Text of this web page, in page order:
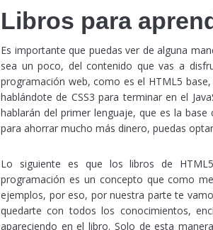
Libros para
Es importante que puedas ver de alguna
sea un poco, del contenido que vas a
programación web, como es el HTML5
hablándote de CSS3 para terminar en el
hablarán del primer lenguaje, que es la
para ahorrar mucho más dinero, puedas
Lo siguiente es que los libros de
programación es un concepto que como
ejemplos, por eso, por nuestra parte te
quedarte con todos los conocimientos,
apareciendo en el libro. Solo de esta